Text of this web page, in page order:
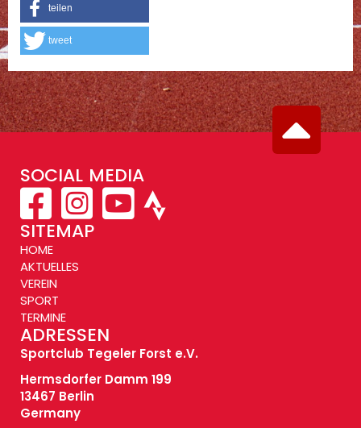
teilen
tweet
SOCIAL MEDIA
SITEMAP
HOME
AKTUELLES
VEREIN
SPORT
TERMINE
ADRESSEN
Sportclub Tegeler Forst e.V.
Hermsdorfer Damm 199
13467 Berlin
Germany